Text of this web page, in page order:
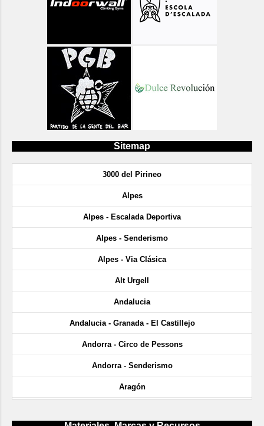
Sitemap
3000 del Pirineo
Alpes
Alpes - Escalada Deportiva
Alpes - Senderismo
Alpes - Via Clásica
Alt Urgell
Andalucia
Andalucia - Granada - El Castillejo
Andorra - Circo de Pessons
Andorra - Senderismo
Aragón